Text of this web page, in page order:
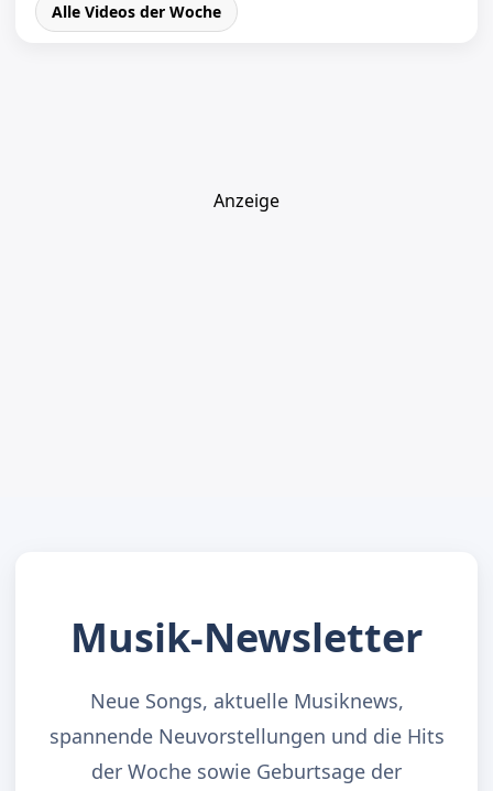
Alle Videos der Woche
Anzeige
Musik-Newsletter
Neue Songs, aktuelle Musiknews,
spannende Neuvorstellungen und die Hits
der Woche sowie Geburtsage der